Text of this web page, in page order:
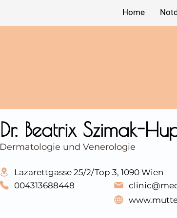
Home
Dr. Beatrix Szimak-
Dermatologie und Venerologie
Lazarettgasse 25/2/Top 3, 1090 Wien
004313688448